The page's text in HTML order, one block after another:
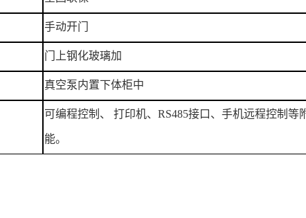
手动开门
门上钢化玻璃加
真空泵内置下体柜中
可编程控制、 打印机、RS485接口、手机远程控制等
能。